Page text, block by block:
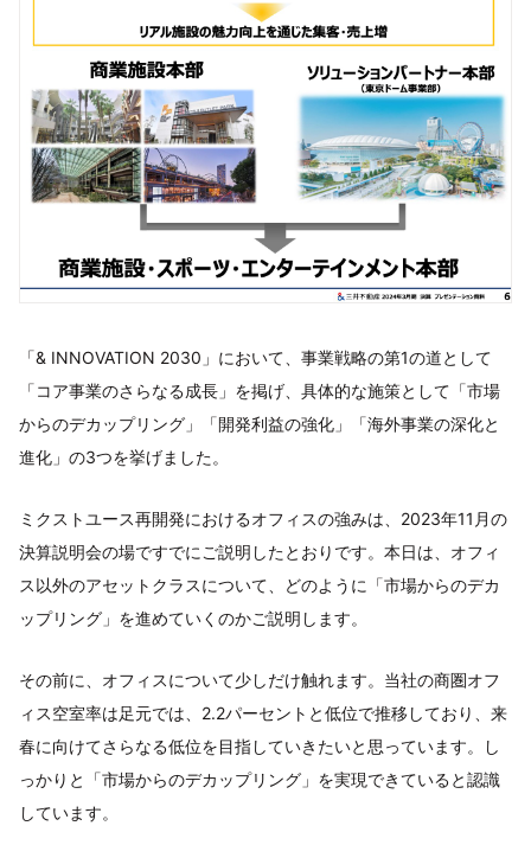
「& INNOVATION 2030」において、事業戦略の第1の道として
「コア事業のさらなる成長」を掲げ、具体的な施策として「市場
からのデカップリング」「開発利益の強化」「海外事業の深化と
進化」の3つを挙げました。
ミクストユース再開発におけるオフィスの強みは、2023年11月の
決算説明会の場ですでにご説明したとおりです。本日は、オフィ
ス以外のアセットクラスについて、どのように「市場からのデカ
ップリング」を進めていくのかご説明します。
その前に、オフィスについて少しだけ触れます。当社の商圏オフ
ィス空室率は足元では、2.2パーセントと低位で推移しており、来
春に向けてさらなる低位を目指していきたいと思っています。し
っかりと「市場からのデカップリング」を実現できていると認識
しています。